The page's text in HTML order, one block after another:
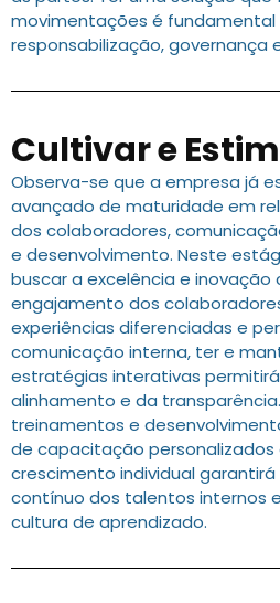
movimentações é fundamental
responsabilização, governança
Cultivar e
Observa-se que a empresa já
avançado de maturidade em
dos colaboradores,
e desenvolvimento. Neste
buscar a excelência e inovação
engajamento dos
experiências diferenciadas e
comunicação interna, ter e
estratégias interativas
alinhamento e da
treinamentos e
de capacitação
crescimento individual
contínuo dos talentos internos
cultura de aprendizado.